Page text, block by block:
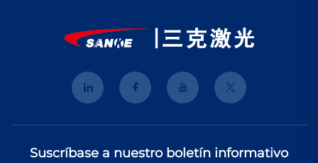
Suscríbase a nuestro boletín informativo